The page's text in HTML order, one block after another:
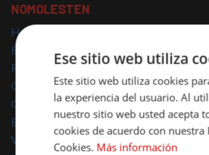
NOMOLESTEN
Hoteles con encanto
Escapadas con encanto
Regalar escapadas
Casas Rurales con encanto
Glamping
Escapadas Románticas
Vacaciones Familiares
Ese sitio web utiliza
Este sitio web utiliza cookies
la experiencia del usuario. Al
nuestro sitio web usted acepta
cookies de acuerdo con nuestra
Cookies. Más información